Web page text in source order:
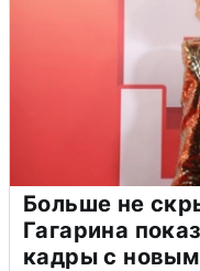
Больше не
Гагарина
кадры с